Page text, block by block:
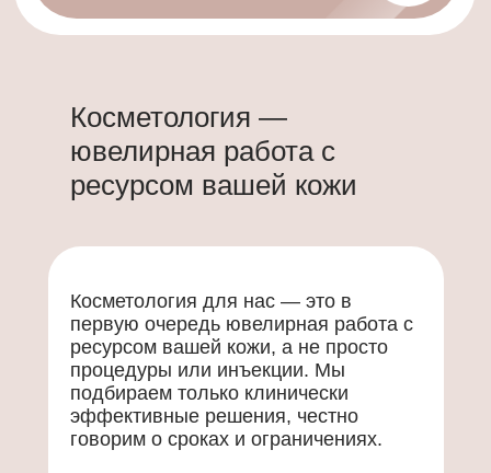
Косметология для нас — это в
первую очередь ювелирная работа с
ресурсом вашей кожи, а не просто
процедуры или инъекции. Мы
подбираем только клинически
эффективные решения, честно
говорим о сроках и ограничениях.
Косметология —
ювелирная работа с
ресурсом вашей кожи